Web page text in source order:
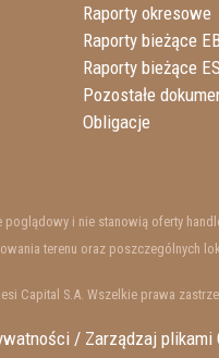
Raporty okresowe
Raporty bieżące
Raporty bieżące
Pozostałe
Obligacje
i nie stanowią oferty
terenu oraz poszczególnych
Capital S.A. Wszelkie prawa
/ Zarządzaj plikami